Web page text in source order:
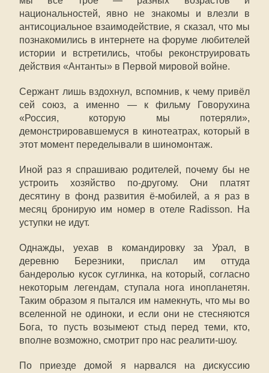
национальностей, явно не знакомы и влезли в
антисоциальное взаимодействие, я сказал, что мы
познакомились в интернете на форуме любителей
истории и встретились, чтобы реконструировать
действия «Антанты» в Первой мировой войне.
Сержант лишь вздохнул, вспомнив, к чему привёл
сей союз, а именно — к фильму Говорухина
«Россия, которую мы потеряли»,
демонстрировавшемуся в кинотеатрах, который в
этот момент переделывали в шиномонтаж.
Иной раз я спрашиваю родителей, почему бы не
устроить хозяйство по-другому. Они платят
десятину в фонд развития ё-мобилей, а я раз в
месяц бронирую им номер в отеле Radisson. На
уступки не идут.
Однажды, уехав в командировку за Урал, в
деревню Березники, прислал им оттуда
бандеролью кусок суглинка, на который, согласно
некоторым легендам, ступала нога инопланетян.
Таким образом я пытался им намекнуть, что мы во
вселенной не одиноки, и если они не стесняются
Бога, то пусть возымеют стыд перед теми, кто,
вполне возможно, смотрит про нас реалити-шоу.
По приезде домой я нарвался на дискуссию